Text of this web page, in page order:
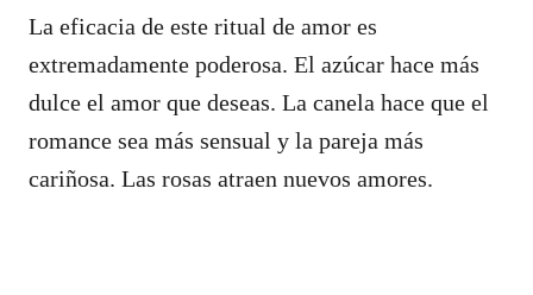
La eficacia de este ritual de amor es
extremadamente poderosa. El azúcar hace más
dulce el amor que deseas. La canela hace que el
romance sea más sensual y la pareja más
cariñosa. Las rosas atraen nuevos amores.